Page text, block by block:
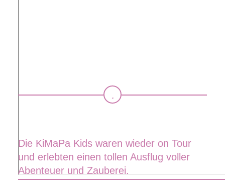
Die KiMaPa Kids waren wieder on Tour
und erlebten einen tollen Ausflug voller
Abenteuer und Zauberei.